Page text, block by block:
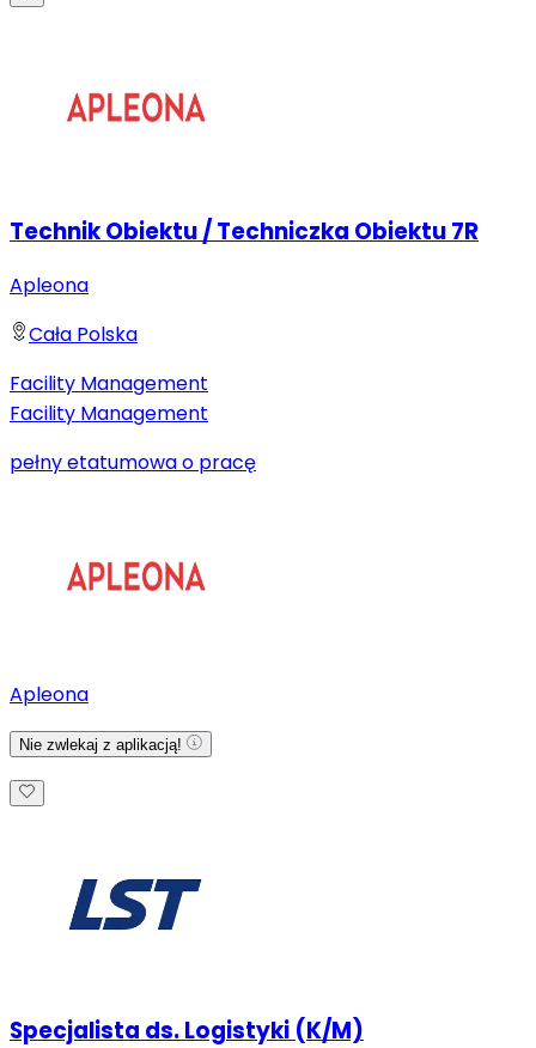
Technik Obiektu / Techniczka Obiektu 7R
Apleona
Cała Polska
Facility Management
Facility Management
pełny etatumowa o pracę
Apleona
Nie zwlekaj z aplikacją!
Specjalista ds. Logistyki (K/M)